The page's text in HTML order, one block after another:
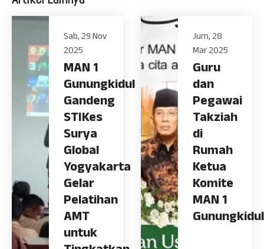
Sab, 29 Nov
2025
MAN 1
Gunungkidul
Gandeng
STIKes
Surya
Global
Yogyakarta
Gelar
Pelatihan
AMT
untuk
Jum, 28
Mar 2025
Guru
dan
Pegawai
Takziah
di
Rumah
Ketua
Komite
MAN 1
Gunungkidul